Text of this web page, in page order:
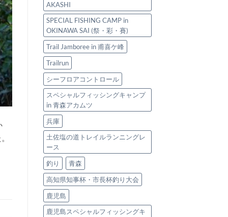
キ
ャ
ン
プ
2025
は
AKASHI
SPECIAL FISHING CAMP in
OKINAWA SAI (祭・彩・賽)
Trail Jamboree in 甫喜ケ峰
Trailrun
シーフロアコントロール
スペシャルフィッシングキャンプ
in 青森アカムツ
兵庫
土佐塩の道トレイルランニングレ
ース
釣り
青森
高知県知事杯・市長杯釣り大会
鹿児島
鹿児島スペシャルフィッシングキ